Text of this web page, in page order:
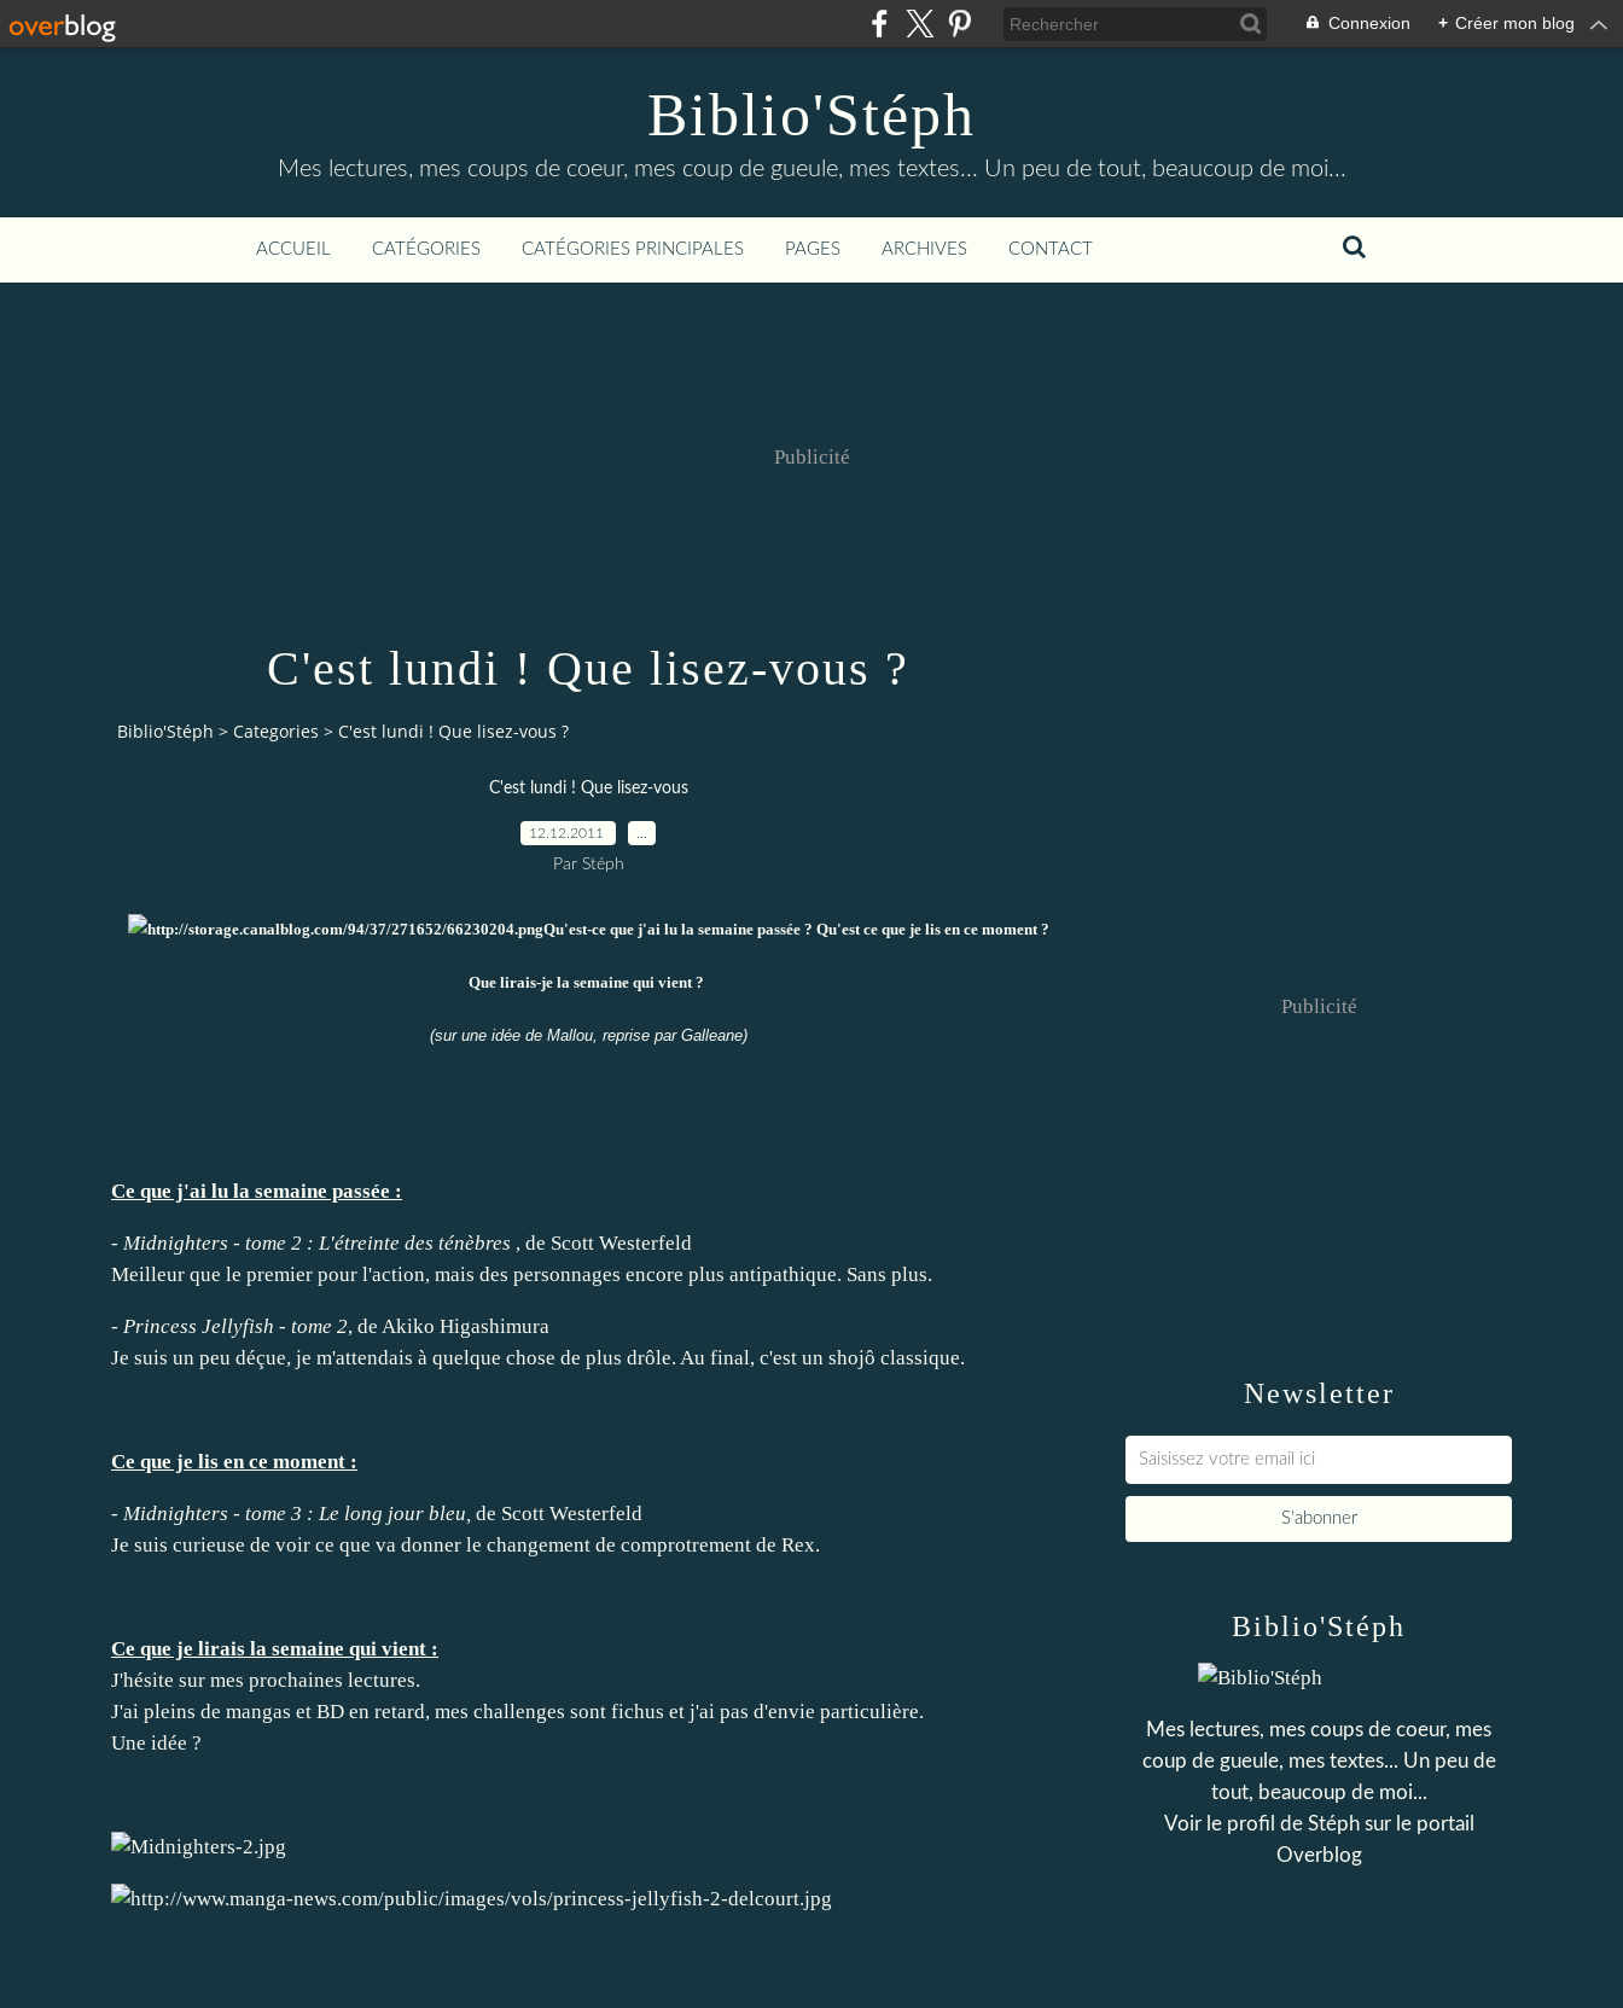
Connexion + Créer mon blog
Biblio'Stéph
Mes lectures, mes coups de coeur, mes coup de gueule, mes textes... Un peu de tout, beaucoup de moi...
ACCUEIL CATÉGORIES CATÉGORIES PRINCIPALES PAGES ARCHIVES CONTACT
Publicité
C'est lundi ! Que lisez-vous ?
Biblio'Stéph > Categories > C'est lundi ! Que lisez-vous ?
C'est lundi ! Que lisez-vous
12.12.2011
Par Stéph
Qu'est-ce que j'ai lu la semaine passée ? Qu'est ce que je lis en ce moment ?
Que lirais-je la semaine qui vient ?
(sur une idée de Mallou, reprise par Galleane)
Ce que j'ai lu la semaine passée :
- Midnighters - tome 2 : L'étreinte des ténèbres , de Scott Westerfeld
Meilleur que le premier pour l'action, mais des personnages encore plus antipathique. Sans plus.
- Princess Jellyfish - tome 2, de Akiko Higashimura
Je suis un peu déçue, je m'attendais à quelque chose de plus drôle. Au final, c'est un shojô classique.
Ce que je lis en ce moment :
- Midnighters - tome 3 : Le long jour bleu de Scott Westerfeld
Je suis curieuse de voir ce que va donner le changement de comprotrement de Rex.
Ce que je lirais la semaine qui vient :
J'hésite sur mes prochaines lectures.
J'ai pleins de mangas et BD en retard, mes challenges sont fichus et j'ai pas d'envie particulière.
Une idée ?
Newsletter
Publicité
Biblio'Stéph
Mes lectures, mes coups de coeur, mes
coup de gueule, mes textes... Un peu de
tout, beaucoup de moi...
Voir le profil de Stéphsur le portail
Overblog